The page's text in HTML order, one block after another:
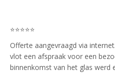
⭐⭐⭐⭐⭐
Offerte aangevraagd via
vlot een afspraak voor een
binnenkomst van het glas